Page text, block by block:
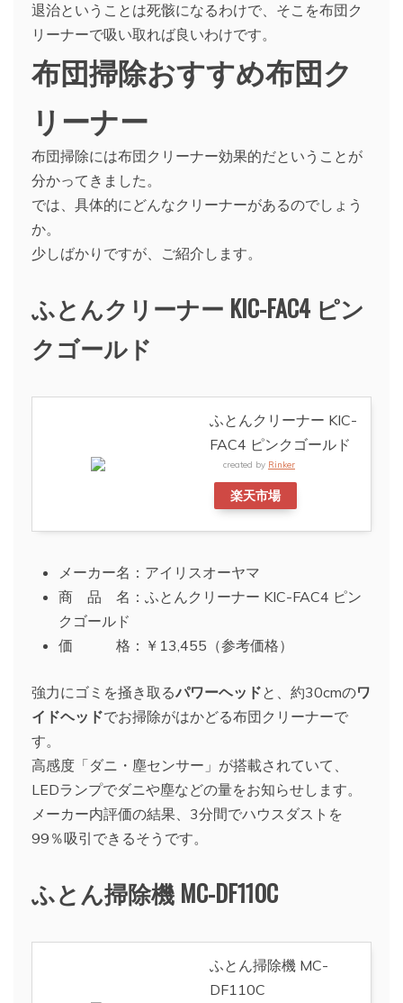
退治ということは死骸になるわけで、そこを布団ク
リーナーで吸い取れば良いわけです。
布団掃除おすすめ布団ク
リーナー
布団掃除には布団クリーナー効果的だということが
分かってきました。
では、具体的にどんなクリーナーがあるのでしょう
か。
少しばかりですが、ご紹介します。
ふとんクリーナー KIC-FAC4 ピン
クゴールド
ふとんクリーナー KIC-
FAC4 ピンクゴールド
created by Rinker
楽天市場
メーカー名：アイリスオーヤマ
商 品 名：ふとんクリーナー KIC-FAC4 ピン
クゴールド
価 格：￥13,455（参考価格）
強力にゴミを掻き取るパワーヘッドと、約30cmのワ
イドヘッドでお掃除がはかどる布団クリーナーで
す。
高感度「ダニ・塵センサー」が搭載されていて、
LEDランプでダニや塵などの量をお知らせします。
メーカー内評価の結果、3分間でハウスダストを
99％吸引できるそうです。
ふとん掃除機 MC-DF110C
ふとん掃除機 MC-
DF110C